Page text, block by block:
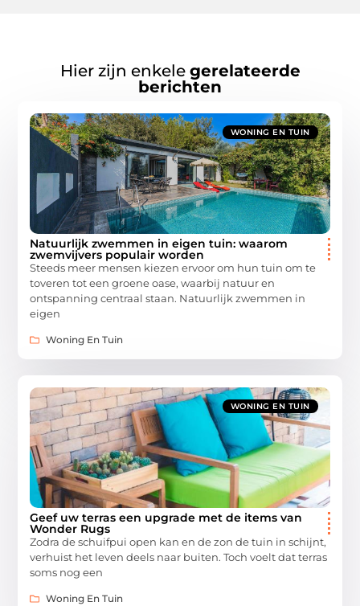
Hier zijn enkele gerelateerde
berichten
WONING EN TUIN
Natuurlijk zwemmen in eigen tuin: waarom
zwemvijvers populair worden
Steeds meer mensen kiezen ervoor om hun tuin om te
toveren tot een groene oase, waarbij natuur en
ontspanning centraal staan. Natuurlijk zwemmen in
eigen
Woning En Tuin
WONING EN TUIN
Geef uw terras een upgrade met de items van
Wonder Rugs
Zodra de schuifpui open kan en de zon de tuin in schijnt,
verhuist het leven deels naar buiten. Toch voelt dat terras
soms nog een
Woning En Tuin